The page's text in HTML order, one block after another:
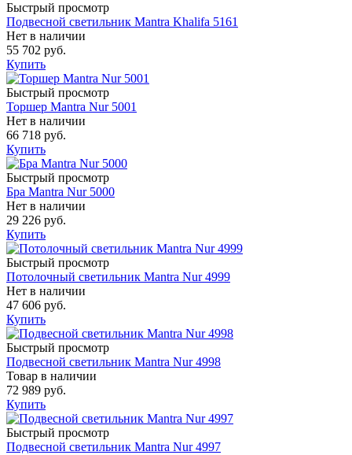
Быстрый просмотр
Подвесной светильник Mantra Khalifa 5161
Нет в наличии
55 702 руб.
Купить
Быстрый просмотр
Торшер Mantra Nur 5001
Нет в наличии
66 718 руб.
Купить
Быстрый просмотр
Бра Mantra Nur 5000
Нет в наличии
29 226 руб.
Купить
Быстрый просмотр
Потолочный светильник Mantra Nur 4999
Нет в наличии
47 606 руб.
Купить
Быстрый просмотр
Подвесной светильник Mantra Nur 4998
Товар в наличии
72 989 руб.
Купить
Быстрый просмотр
Подвесной светильник Mantra Nur 4997